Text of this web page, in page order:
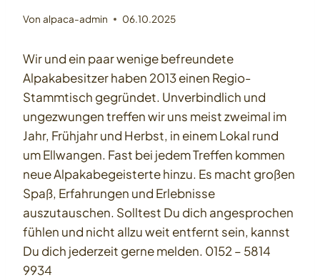
Von alpaca-admin 06.10.2025
Wir und ein paar wenige befreundete
Alpakabesitzer haben 2013 einen Regio-
Stammtisch gegründet. Unverbindlich und
ungezwungen treffen wir uns meist zweimal im
Jahr, Frühjahr und Herbst, in einem Lokal rund
um Ellwangen. Fast bei jedem Treffen kommen
neue Alpakabegeisterte hinzu. Es macht großen
Spaß, Erfahrungen und Erlebnisse
auszutauschen. Solltest Du dich angesprochen
fühlen und nicht allzu weit entfernt sein, kannst
Du dich jederzeit gerne melden. 0152 – 5814
9934